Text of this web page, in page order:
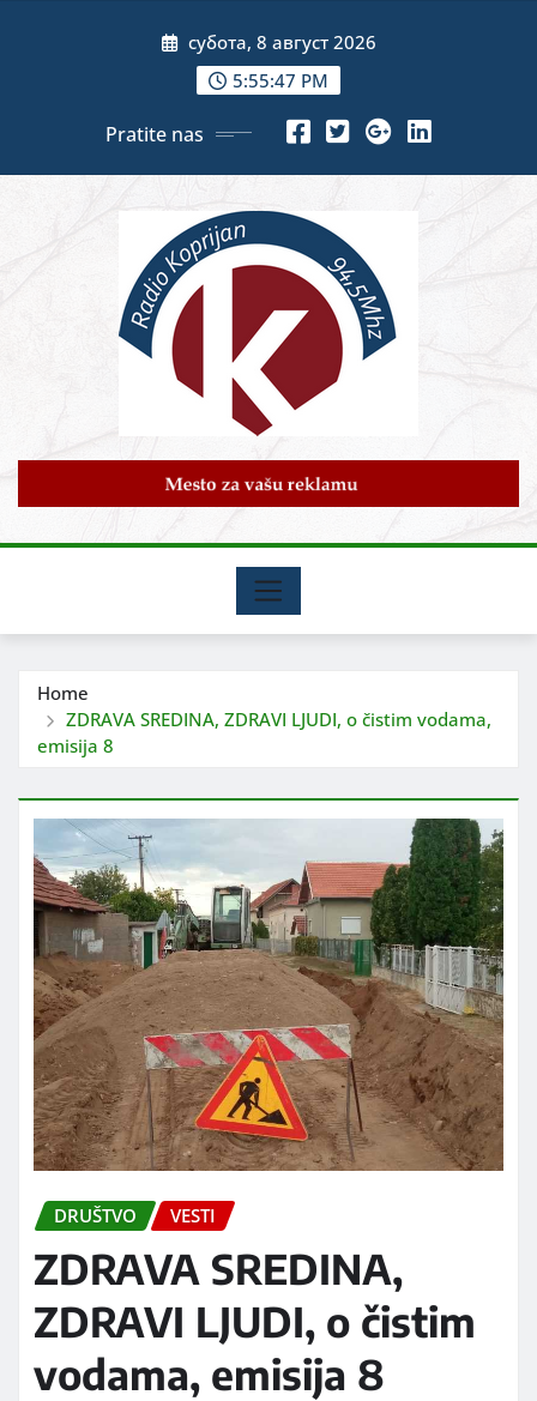
субота, 8 август 2026
5:55:48 PM
Pratite nas
Home
ZDRAVA SREDINA, ZDRAVI LJUDI, o čistim vodama,
emisija 8
DRUŠTVO VESTI
ZDRAVA SREDINA,
ZDRAVI LJUDI, o čistim
vodama, emisija 8